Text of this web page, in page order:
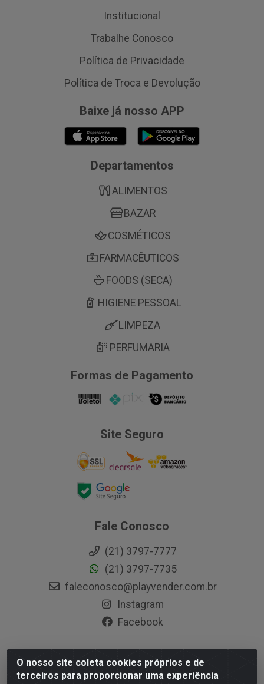
O nosso site coleta cookies próprios e de
terceiros para proporcionar uma experiência
Institucional
Trabalhe Conosco
Política de Privacidade
Política de Troca e Devolução
Baixe já nosso APP
Departamentos
ALIMENTOS
BAZAR
COSMÉTICOS
FARMACÊUTICOS
FOODS (SECA)
HIGIENE PESSOAL
LIMPEZA
PERFUMARIA
Formas de Pagamento
Site Seguro
Fale Conosco
(21) 3797-7777
(21) 3797-7735
faleconosco@playvender.com.br
Instagram
Facebook
Playvender Distribuidora - Avenida Ana Dantas, 183-